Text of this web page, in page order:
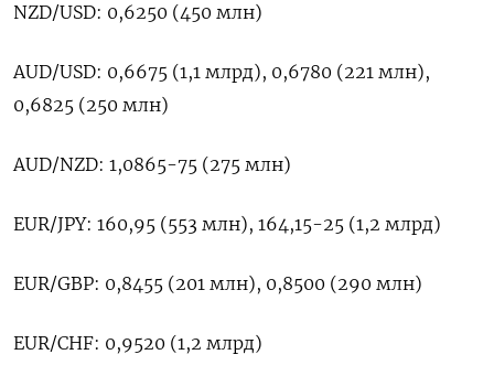
NZD/USD: 0,6250 (450 млн)
AUD/USD: 0,6675 (1,1 млрд), 0,6780 (221 млн),
0,6825 (250 млн)
AUD/NZD: 1,0865-75 (275 млн)
EUR/JPY: 160,95 (553 млн), 164,15-25 (1,2 млрд)
EUR/GBP: 0,8455 (201 млн), 0,8500 (290 млн)
EUR/CHF: 0,9520 (1,2 млрд)